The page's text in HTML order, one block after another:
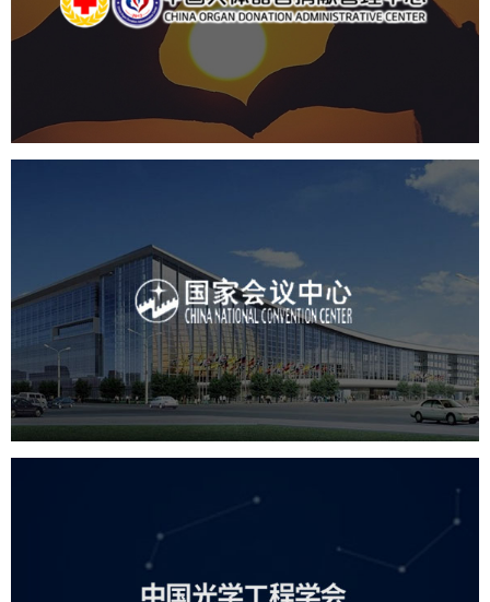
国企 品牌官网 网站建设
国家会议中心
专业服务 网站建设 网站设计
中国光学工程学会